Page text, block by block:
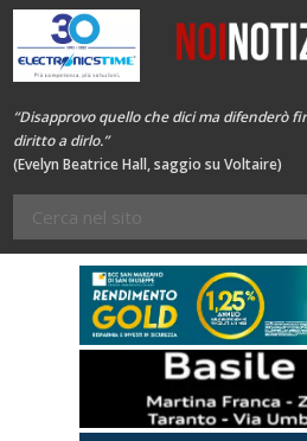
“Disapprovo quello che dici ma difenderò
diritto a dirlo.”
(Evelyn Beatrice Hall, saggio su Voltaire)